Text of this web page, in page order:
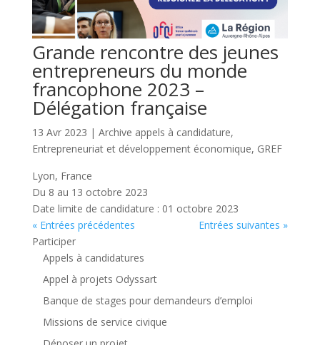
Grande rencontre des jeunes
entrepreneurs du monde
francophone 2023 –
Délégation française
13 Avr 2023 | Archive appels à candidature,
Entrepreneuriat et développement économique, GREF
Lyon, France
Du 8 au 13 octobre 2023
Date limite de candidature : 01 octobre 2023
« Entrées précédentes
Entrées suivantes »
Participer
Appels à candidatures
Appel à projets Odyssart
Banque de stages pour demandeurs d’emploi
Missions de service civique